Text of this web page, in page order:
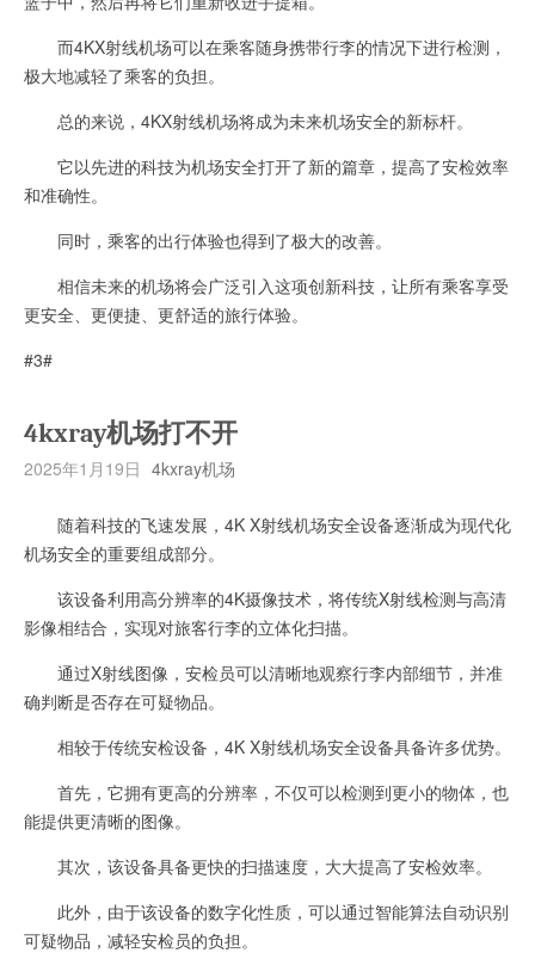
而4KX射线机场可以在乘客随身携带行李的情况下进行检测，
极大地减轻了乘客的负担。
总的来说，4KX射线机场将成为未来机场安全的新标杆。
它以先进的科技为机场安全打开了新的篇章，提高了安检效率
和准确性。
同时，乘客的出行体验也得到了极大的改善。
相信未来的机场将会广泛引入这项创新科技，让所有乘客享受
更安全、更便捷、更舒适的旅行体验。
#3#
4kxray机场打不开
2025年1月19日 4kxray机场
随着科技的飞速发展，4K X射线机场安全设备逐渐成为现代化
机场安全的重要组成部分。
该设备利用高分辨率的4K摄像技术，将传统X射线检测与高清
影像相结合，实现对旅客行李的立体化扫描。
通过X射线图像，安检员可以清晰地观察行李内部细节，并准
确判断是否存在可疑物品。
相较于传统安检设备，4K X射线机场安全设备具备许多优势。
首先，它拥有更高的分辨率，不仅可以检测到更小的物体，也
能提供更清晰的图像。
其次，该设备具备更快的扫描速度，大大提高了安检效率。
此外，由于该设备的数字化性质，可以通过智能算法自动识别
可疑物品，减轻安检员的负担。